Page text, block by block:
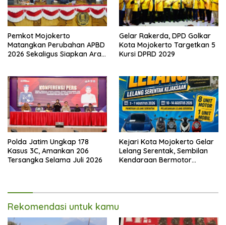
Pemkot Mojokerto
Matangkan Perubahan APBD
2026 Sekaligus Siapkan Arah
Gelar Rakerda, DPD Golkar
Kota Mojokerto Targetkan 5
Kursi DPRD 2029
Polda Jatim Ungkap 178
Kasus 3C, Amankan 206
Tersangka Selama Juli 2026
Kejari Kota Mojokerto Gelar
Lelang Serentak, Sembilan
Kendaraan Bermotor
Rekomendasi untuk kamu